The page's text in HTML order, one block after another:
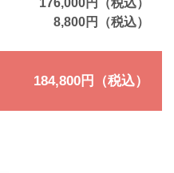
8,800円（税込）
184,800円（税込）